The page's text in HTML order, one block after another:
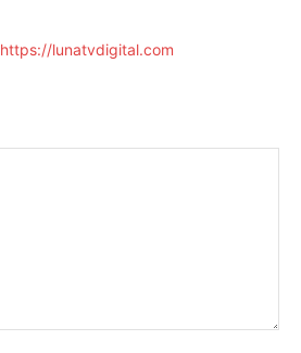
https://lunatvdigital.com